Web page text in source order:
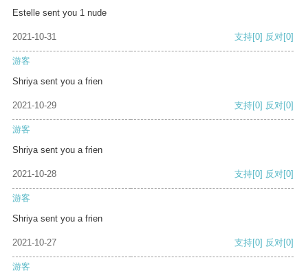
Estelle sent you 1 nude
2021-10-31 支持[0] 反对[0]
游客
Shriya sent you a frien
2021-10-29 支持[0] 反对[0]
游客
Shriya sent you a frien
2021-10-28 支持[0] 反对[0]
游客
Shriya sent you a frien
2021-10-27 支持[0] 反对[0]
游客